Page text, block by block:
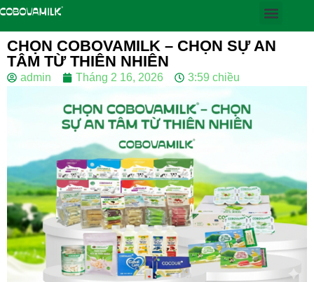
CHỌN COBOVAMILK – CHỌN SỰ AN
TÂM TỪ THIÊN NHIÊN
admin Tháng 2 16, 2026 3:59 chiều